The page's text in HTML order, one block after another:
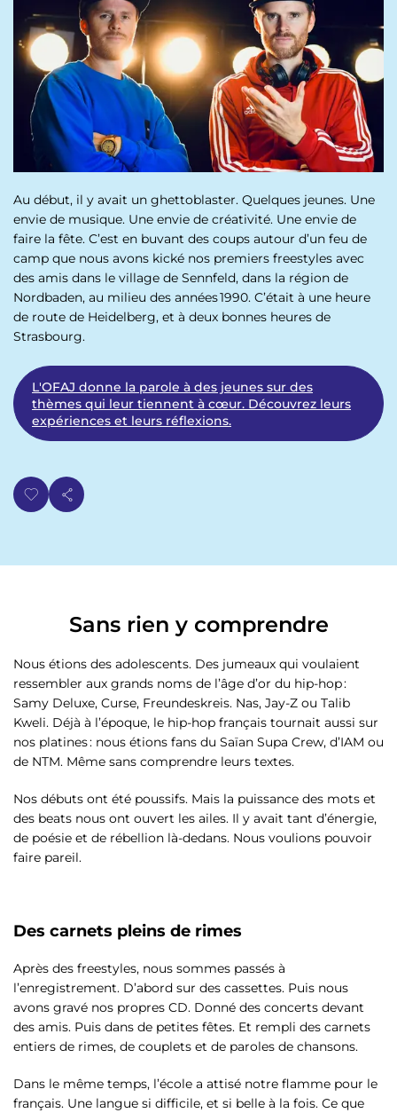
Au début, il y avait un ghettoblaster. Quelques jeunes. Une
envie de musique. Une envie de créativité. Une envie de
faire la fête. C’est en buvant des coups autour d’un feu de
camp que nous avons kické nos premiers freestyles avec
des amis dans le village de Sennfeld, dans la région de
Nordbaden, au milieu des années 1990. C’était à une heure
de route de Heidelberg, et à deux bonnes heures de
Strasbourg.
L'OFAJ donne la parole à des jeunes sur des
thèmes qui leur tiennent à cœur. Découvrez leurs
expériences et leurs réflexions.
Sans rien y comprendre
Nous étions des adolescents. Des jumeaux qui voulaient
ressembler aux grands noms de l’âge d’or du hip-hop :
Samy Deluxe, Curse, Freundeskreis. Nas, Jay-Z ou Talib
Kweli. Déjà à l’époque, le hip-hop français tournait aussi sur
nos platines : nous étions fans du Saïan Supa Crew, d’IAM ou
de NTM. Même sans comprendre leurs textes.
Nos débuts ont été poussifs. Mais la puissance des mots et
des beats nous ont ouvert les ailes. Il y avait tant d’énergie,
de poésie et de rébellion là-dedans. Nous voulions pouvoir
faire pareil.
Des carnets pleins de rimes
Après des freestyles, nous sommes passés à
l’enregistrement. D’abord sur des cassettes. Puis nous
avons gravé nos propres CD. Donné des concerts devant
des amis. Puis dans de petites fêtes. Et rempli des carnets
entiers de rimes, de couplets et de paroles de chansons.
Dans le même temps, l’école a attisé notre flamme pour le
français. Une langue si difficile, et si belle à la fois. Ce que